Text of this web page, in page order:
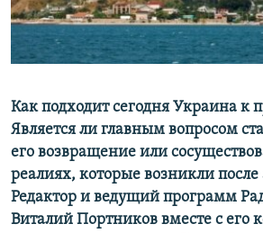
ПОБЕДИТЕЛЕЙ НЕ СУДЯТ?
КРЫМ.НЕПОКОРЕННЫЙ
УКРАИНСКАЯ ПРОБЛЕМА КРЫМА
ПРИСОЕДИНЯЙТЕСЬ!
Все сайты RFE/RL
Как подходит сегодня Украина к
Является ли главным вопросом
его возвращение или
реалиях, которые возникли
Редактор и ведущий программ
Виталий Портников вместе с его